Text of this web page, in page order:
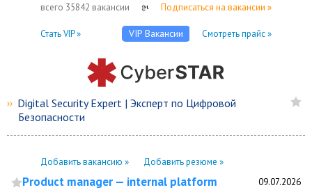
всего 35842 вакансии Подписаться на вакансии »
нет отмеченных вакансий
Стать VIP » Смотреть прайс »
VIP Вакансии
›› Digital Security Expert | Эксперт по Цифровой
Безопасности
Добавить вакансию » Добавить резюме »
Product manager — internal platform 09.07.2026